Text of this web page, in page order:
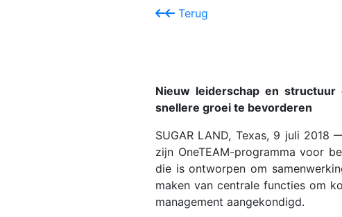
Terug
Nieuw leiderschap en
snellere groei te bevorderen
SUGAR LAND, Texas, 9 juli 2018
zijn OneTEAM-programma voor
die is ontworpen om
maken van centrale functies om
management aangekondigd.